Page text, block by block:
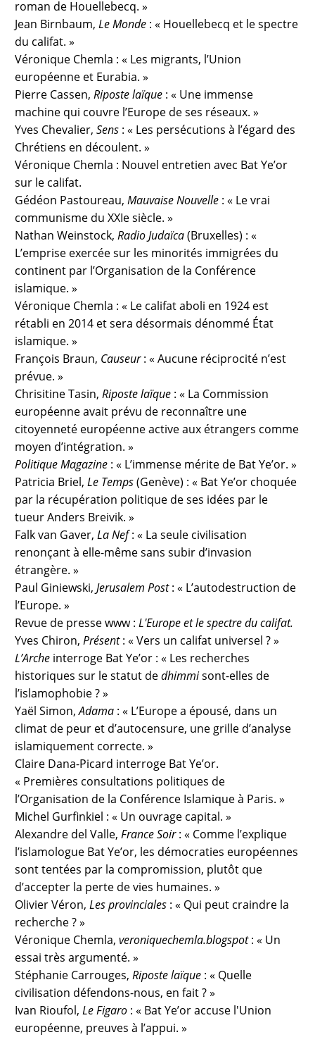
roman de Houellebecq. »
Jean Birnbaum,Le Monde : « Houellebecq et le spectre
du califat. »
Véronique Chemla : « Les migrants, l’Union
européenne et Eurabia. »
Pierre Cassen,Riposte laïque : « Une immense
machine qui couvre l’Europe de ses réseaux. »
Yves Chevalier,Sens : « Les persécutions à l’égard des
Chrétiens en découlent. »
Véronique Chemla : Nouvel entretien avec Bat Ye’or
sur le califat.
Gédéon Pastoureau,Mauvaise Nouvelle : « Le vrai
communisme du XXIe siècle. »
Nathan Weinstock,Radio Judaïca(Bruxelles) : «
L’emprise exercée sur les minorités immigrées du
continent par l’Organisation de la Conférence
islamique. »
Véronique Chemla : « Le califat aboli en 1924 est
rétabli en 2014 et sera désormais dénommé État
islamique. »
François Braun, Causeur: « Aucune réciprocité n’est
prévue. »
Chrisitine Tasin,Riposte laïque : « La Commission
européenne avait prévu de reconnaître une
citoyenneté européenne active aux étrangers comme
moyen d’intégration. »
Politique Magazine : « L’immense mérite de Bat Ye’or. »
Patricia Briel,Le Temps(Genève) : « Bat Ye’or choquée
par la récupération politique de ses idées par le
tueur Anders Breivik. »
Falk van Gaver,La Nef: « La seule civilisation
renonçant à elle-même sans subir d’invasion
étrangère. »
Paul Giniewski,Jerusalem Post: « L’autodestruction de
l’Europe. »
Revue de presse www :L'Europe et le spectre du califat.
Yves Chiron,Présent: « Vers un califat universel ? »
L’Arche interroge Bat Ye’or : « Les recherches
historiques sur le statut dedhimmisont-elles de
l’islamophobie ? »
Yaël Simon,Adama : « L’Europe a épousé, dans un
climat de peur et d’autocensure, une grille d’analyse
islamiquement correcte. »
Claire Dana-Picard interroge Bat Ye’or.
« Premières consultations politiques de
l’Organisation de la Conférence Islamique à Paris. »
Michel Gurfinkiel : « Un ouvrage capital. »
Alexandre del Valle,France Soir: « Comme l’explique
l’islamologue Bat Ye’or, les démocraties européennes
sont tentées par la compromission, plutôt que
d’accepter la perte de vies humaines. »
Olivier Véron,Les provinciales : « Qui peut craindre la
recherche ? »
Véronique Chemla,veroniquechemla.blogspot: « Un
essai très argumenté. »
Stéphanie Carrouges,Riposte laïque : « Quelle
civilisation défendons-nous, en fait ? »
Ivan Rioufol,Le Figaro : « Bat Ye’or accuse l'Union
européenne, preuves à l’appui. »